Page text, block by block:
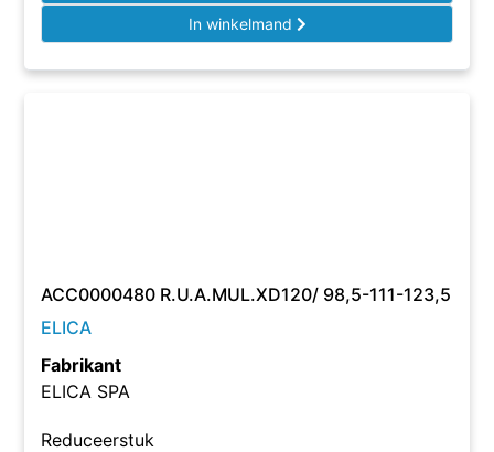
In winkelmand
ACC0000480 R.U.A.MUL.XD120/ 98,5-111-123,5
ELICA
Fabrikant
ELICA SPA
Reduceerstuk